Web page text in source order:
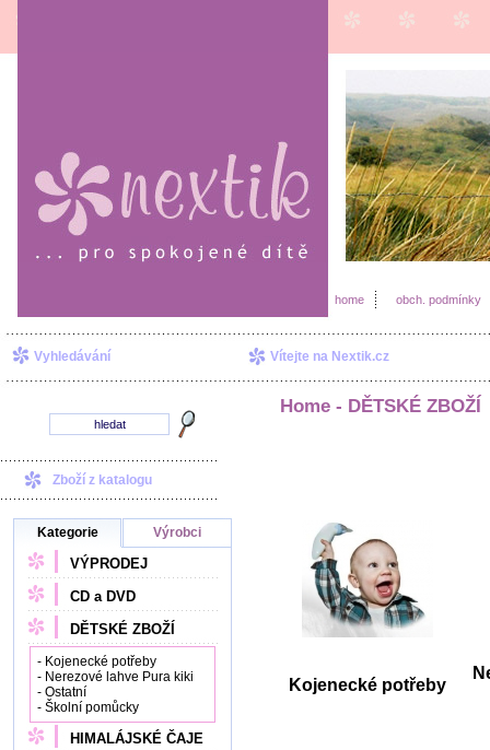
home obch. podmínky
Vyhledávání Vítejte na Nextik.cz
Zboží z katalogu
Kategorie Výrobci
VÝPRODEJ
CD a DVD
DĚTSKÉ ZBOŽÍ
- Kojenecké potřeby
- Nerezové lahve Pura kiki
- Ostatní
- Školní pomůcky
HIMALÁJSKÉ ČAJE
Home - DĚTSKÉ ZBOŽÍ
Kojenecké potřeby